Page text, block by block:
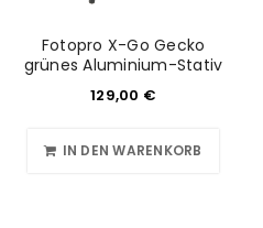
Fotopro X-Go Gecko
grünes Aluminium-Stativ
129,00 €
IN DEN WARENKORB